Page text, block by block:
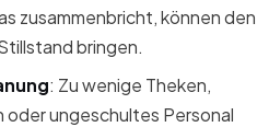
zusammenbricht, können den
bringen.
: Zu wenige Theken,
oder ungeschultes Personal